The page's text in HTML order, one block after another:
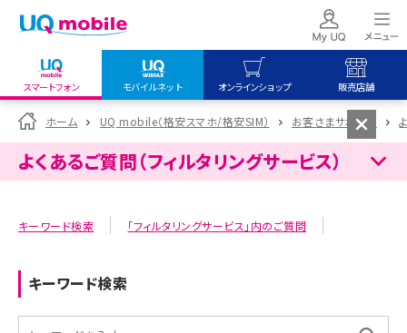
スマートフォン モバイルネット オンラインショップ 販売店舗
my UQ WiMAX
UQ WiMAX ご契約の方
My UQ mobile
UQ mobile
UQ mobile
オンラインショップ
UQ WiMAX
UQ mobile
販売店舗
UQ WiMAX
ホーム UQ mobile（格安スマホ/格安SIM） お客さまサポート
よくあるご質問（フィルタリングサービス）
キーワード検索 「フィルタリングサービス」内のご質問
キーワード検索